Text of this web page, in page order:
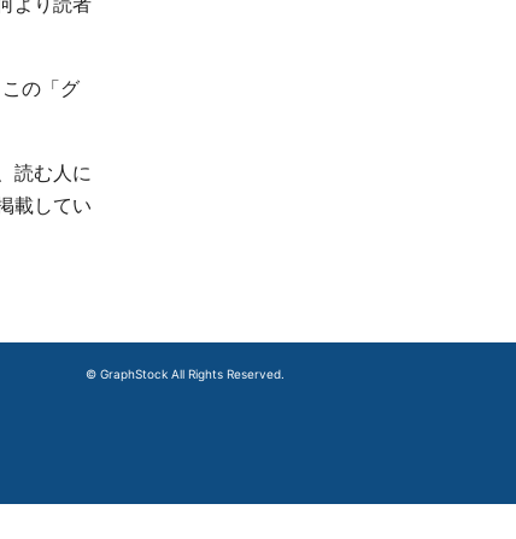
の「グ
読む人に
載してい
© GraphStock All Rights Reserved.